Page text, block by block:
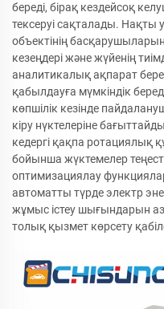
береді, бірақ кездейсоқ
тексеруі сақталады. Нақты
объектінің
кезеңдері және жүйенің
аналитикалық ақпарат
қабылдауға мүмкіндік
көпшілік кезінде
кіру нүктелеріне
кедергі қақпа
бойынша жүктемелер
оптимизациялау
автоматты түрде электр
жұмыс істеу шығындарын
толық қызмет көрсету